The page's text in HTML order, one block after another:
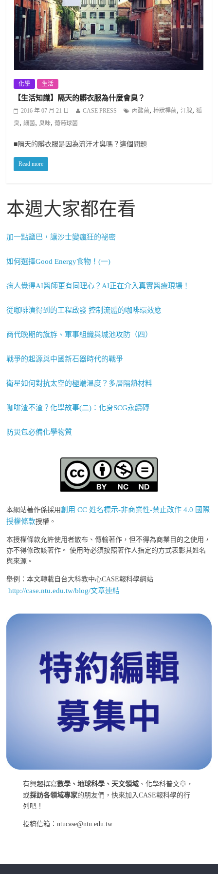
化學 生活
【生活知識】隔天的髒衣服為什麼會臭？
2016 年 07 月 21 日 CASE PRESS 丙酸菌,棒狀桿菌,汗腺,狐
臭,細菌, 臭味,葡萄球菌
■隔天的髒衣服是因為流汗才臭嗎？這個問題
Read more
本週大家都在看
加一點鹽巴，讓沙士變瘋狂的祕密
如何選擇Good Energy食物！(一)
病人覺得AI醫師更有同理心？AI正在介入真實醫療現場！
從咖啡漬得到的工程啟發 控制流體的咖啡環效應
商代晚期的旗斿、軍事組織與城池攻防（四）
戰爭的起源與中國新石器時代的戰爭
衛星如何對抗太空的極端溫度？多層隔熱材料
咖啡渣不渣？化學故事(二)：化身SCG永續磚
防災包必備化學物質
本網站著作係採用創用 CC 姓名標示-非商業性-禁止改作 4.0 國際
授權條款授權。
本授權條款允許使用者散布、傳輸著作，但不得為商業目的之使用，
亦不得修改該著作。 使用時必須按照著作人指定的方式表彰其姓名
與來源。
舉例：本文轉載自台大科教中心CASE報科學網站
http://case.ntu.edu.tw/blog/文章連結
有興趣撰寫數學、地球科學、天文領域 、化學科普文章，
或採訪各領域專家的朋友們，快來加入CASE報科學的行
列吧！
投稿信箱：ntucase@ntu.edu.tw